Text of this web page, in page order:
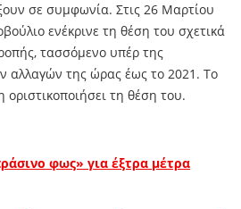
σε συμφωνία. Στις 26 Μαρτίου
ενέκρινε τη θέση του σχετικά
τασσόμενο υπέρ της
αλλαγών της ώρας έως το 2021. Το
τη θέση του.
φως» για έξτρα μέτρα